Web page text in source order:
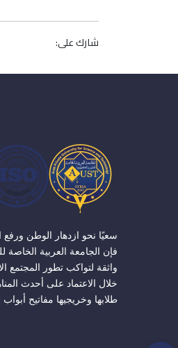
شارك على:
سعيًا نحو ازدهار الوطن ورفع
فإن الجامعة العربية الخاصة
واثقة لتواكب تطور المجتمع
خلال الاعتماد على أحدث
طلابها وخريجيها مفاتيح أبواب